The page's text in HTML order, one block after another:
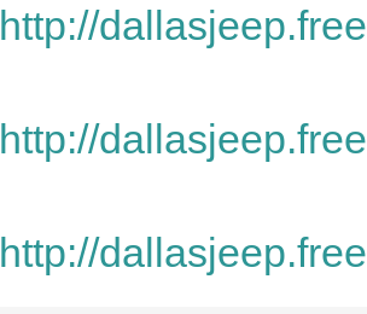
http://
http://
http://